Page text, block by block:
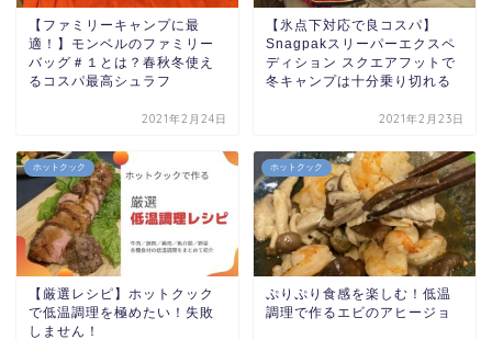
【ファミリーキャンプに最
適！】モンベルのファミリー
バッグ＃１とは？春秋冬使え
るコスパ最高シュラフ
2021年2月24日
【氷点下対応で良コスパ】
Snagpakスリーパーエクスペ
ディション スクエアフットで
冬キャンプは十分乗り切れる
2021年2月23日
ホットクック
【厳選レシピ】ホットクック
で低温調理を極めたい！失敗
しません！
ホットクック
ぷりぷり食感を楽しむ！低温
調理で作るエビのアヒージョ